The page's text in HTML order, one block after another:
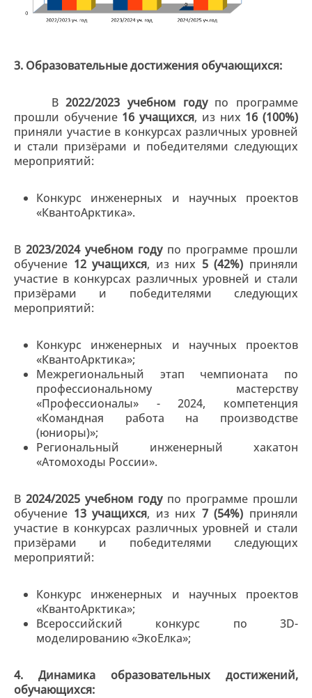
3. Образовательные достижения обучающихся:
В2022/2023 учебном годупо программе
прошли обучение 16 учащихся, из них 16 (100%)
приняли участие в конкурсах различных уровней
и стали призёрами и победителями следующих
мероприятий:
Конкурс инженерных и научных проектов
«КвантоАрктика».
В 2023/2024 учебном годупо программе прошли
обучение 12 учащихся, из них 5 (42%) приняли
участие в конкурсах различных уровней и стали
призёрами и победителями следующих
мероприятий:
Конкурс инженерных и научных проектов
«КвантоАрктика»;
Межрегиональный этап чемпионата по
профессиональному мастерству
«Профессионалы» - 2024, компетенция
«Командная работа на производстве
(юниоры)»;
Региональный инженерный хакатон
«Атомоходы России».
В 2024/2025 учебном годупо программе прошли
обучение 13 учащихся, из них 7 (54%) приняли
участие в конкурсах различных уровней и стали
призёрами и победителями следующих
мероприятий:
Конкурс инженерных и научных проектов
«КвантоАрктика»;
Всероссийский конкурс по 3D-
моделированию «ЭкоЕлка»;
4. Динамика образовательных достижений,
обучающихся: